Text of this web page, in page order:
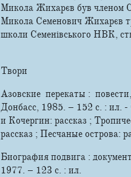
Микола Жихарєв був членом
Микола Семенович Жихарєв
школи Семенівського НВК,
Твори
Азовские перекаты :
Донбасс, 1985. – 152 с. : ил. -
и Кочергин: рассказ ;
рассказ ; Песчаные острова:
Биография подвига :
1977. – 123 с. : ил.